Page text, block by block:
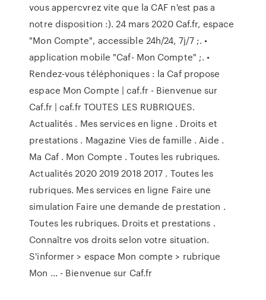
vous appercvrez vite que la CAF n'est pas a
notre disposition :). 24 mars 2020 Caf.fr, espace
"Mon Compte", accessible 24h/24, 7j/7 ;. •
application mobile "Caf- Mon Compte" ;. •
Rendez-vous téléphoniques : la Caf propose
espace Mon Compte | caf.fr - Bienvenue sur
Caf.fr | caf.fr TOUTES LES RUBRIQUES.
Actualités . Mes services en ligne . Droits et
prestations . Magazine Vies de famille . Aide .
Ma Caf . Mon Compte . Toutes les rubriques.
Actualités 2020 2019 2018 2017 . Toutes les
rubriques. Mes services en ligne Faire une
simulation Faire une demande de prestation .
Toutes les rubriques. Droits et prestations .
Connaître vos droits selon votre situation.
S'informer > espace Mon compte > rubrique
Mon ... - Bienvenue sur Caf.fr